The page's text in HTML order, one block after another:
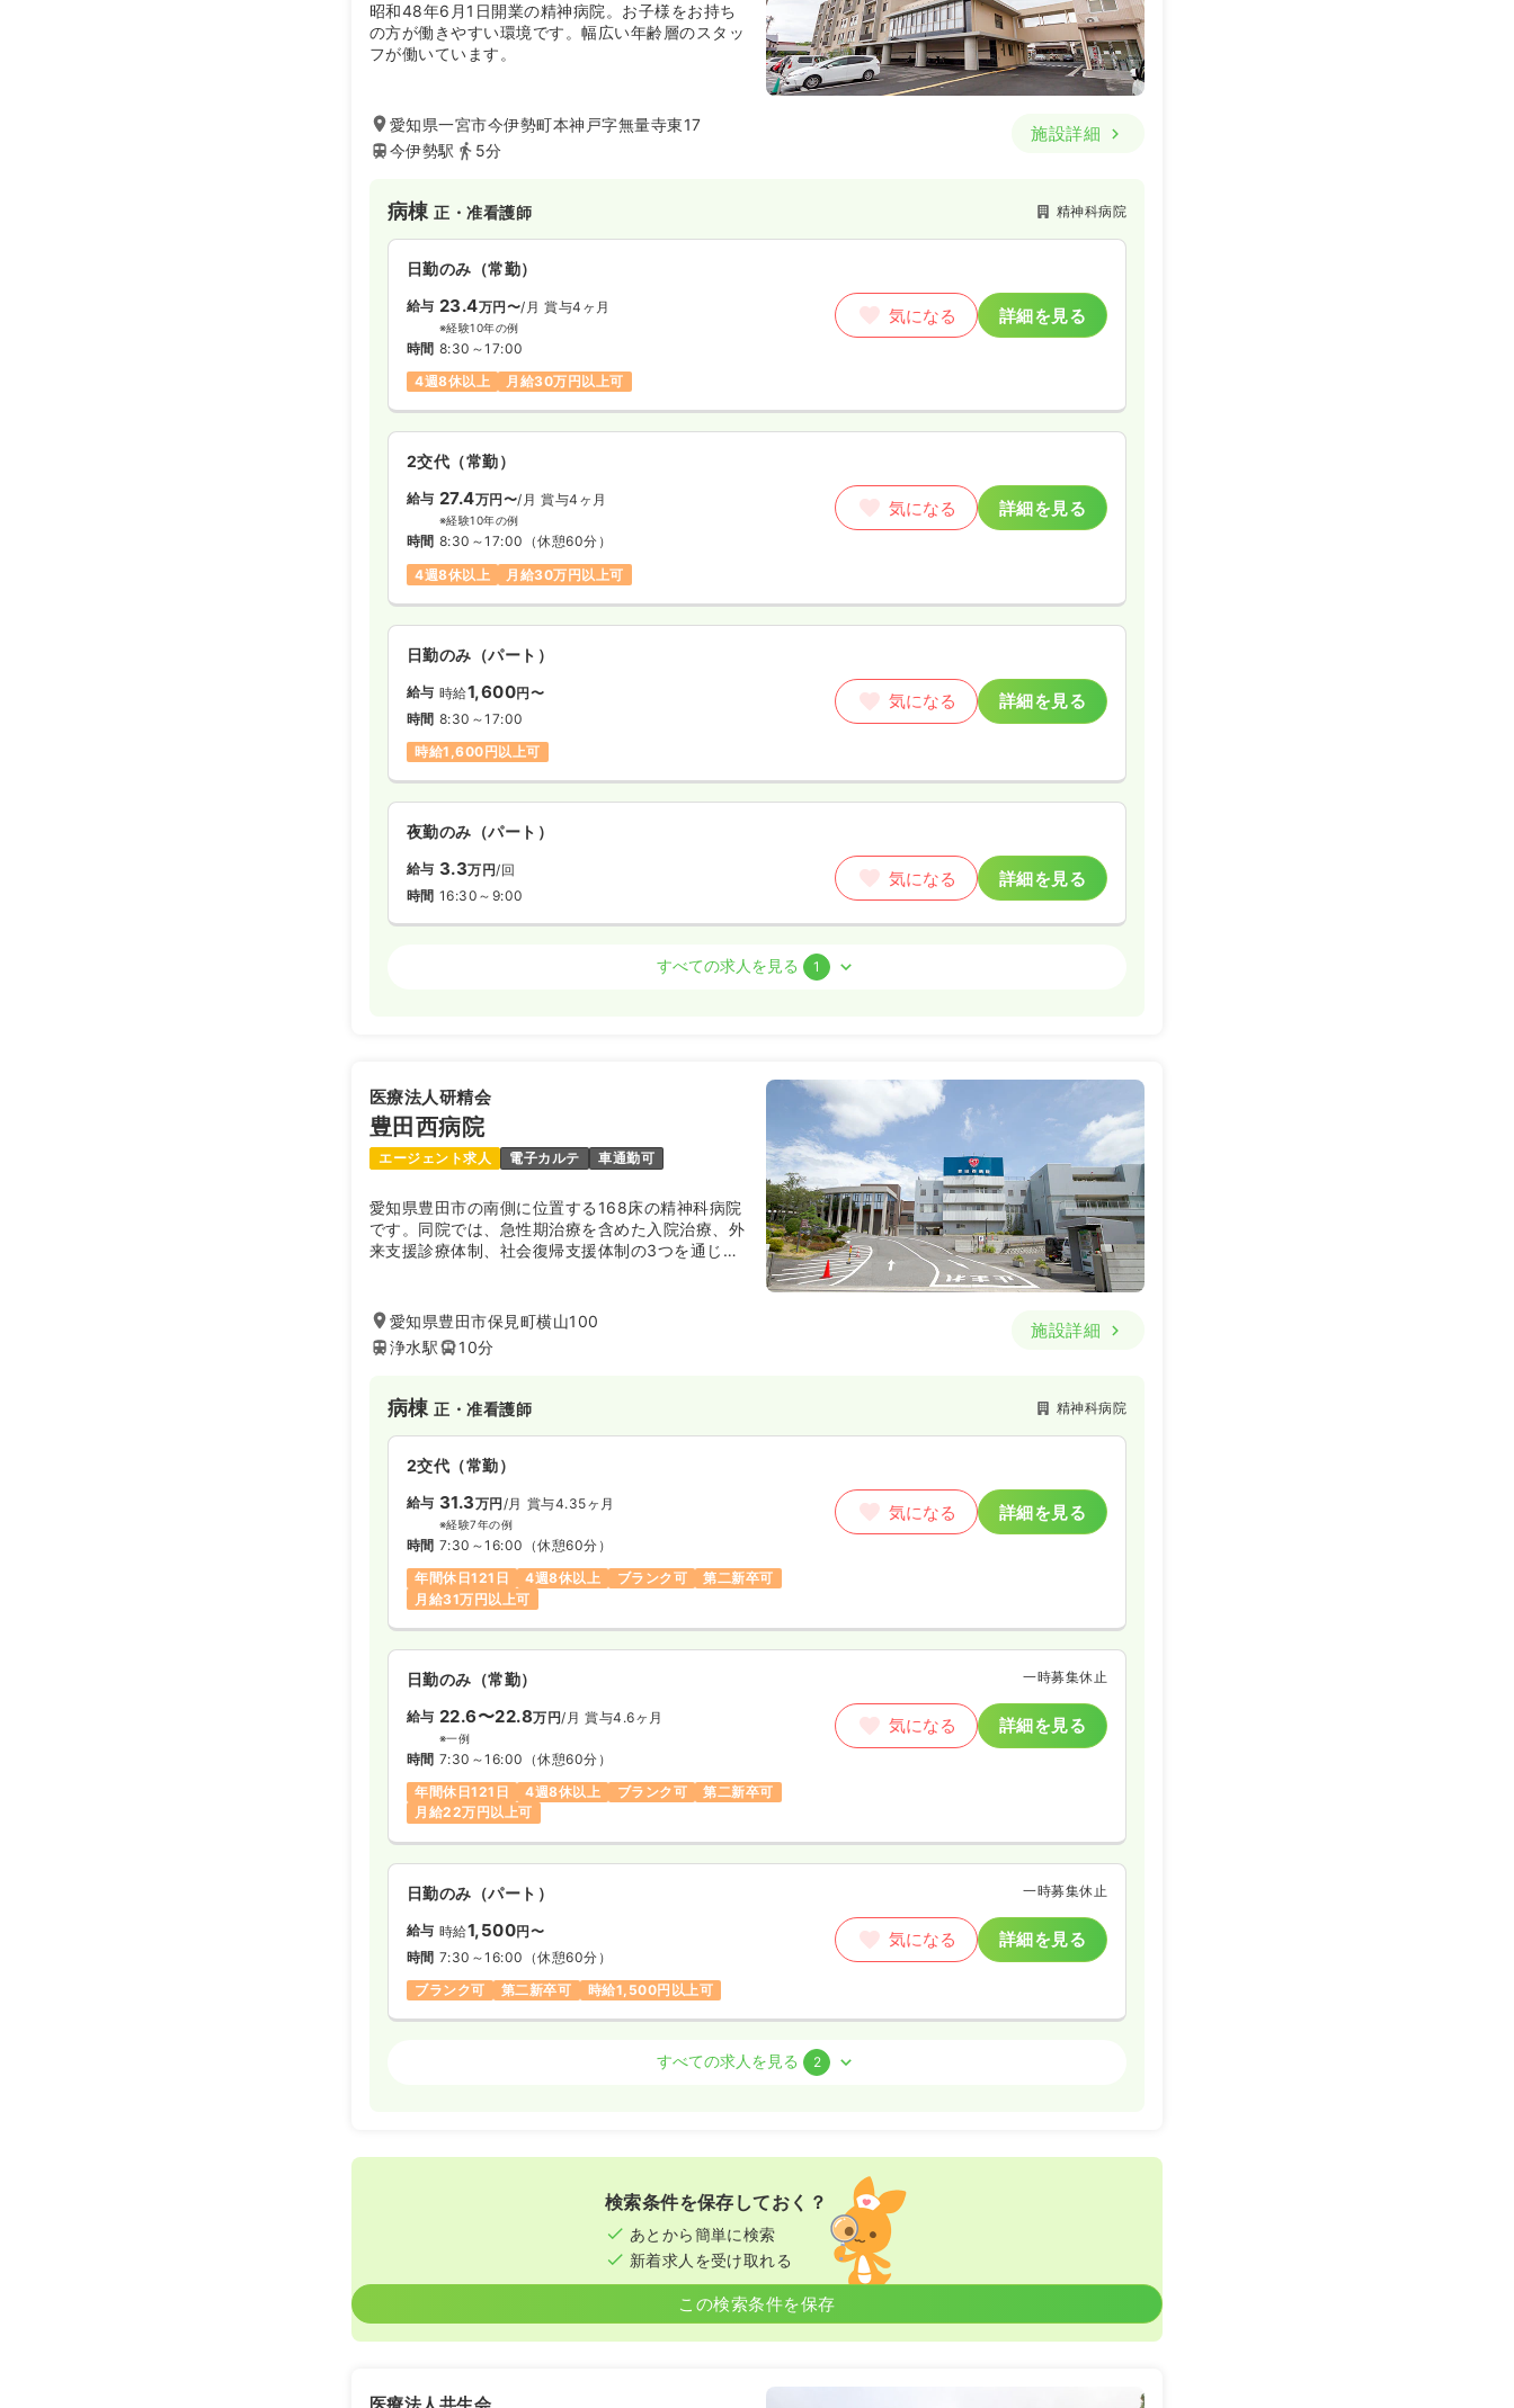
昭和48年6月1日開業の精神病院。お子様をお持ち
の方が働きやすい環境です。幅広い年齢層のスタッ
フが働いています。
愛知県一宮市今伊勢町本神戸字無量寺東17
今伊勢駅
5分
施設詳細
病棟正・准看護師 精神科病院
日勤のみ（常勤）
給与 23.4万円〜/月 賞与4ヶ月
※経験10年の例
時間 8:30～17:00
4週8休以上
月給30万円以上可
気になる 詳細を見る
2交代（常勤）
給与 27.4万円〜/月 賞与4ヶ月
※経験10年の例
時間 8:30～17:00 （休憩60分）
4週8休以上
月給30万円以上可
気になる 詳細を見る
日勤のみ（パート）
給与 時給1,600円〜
時間 8:30～17:00
時給1,600円以上可
気になる 詳細を見る
夜勤のみ（パート）
給与 3.3万円/回
時間 16:30～9:00
気になる 詳細を見る
時給2,500円以上可
すべての求人を見る 1
医療法人研精会
豊田西病院
エージェント求人 電子カルテ 車通勤可
愛知県豊田市の南側に位置する168床の精神科病院
です。同院では、急性期治療を含めた入院治療、外
来支援診療体制、社会復帰支援体制の3つを通じて
ます。豊田市の歴史ある精神科専門病院です。
愛知県豊田市保見町横山100
浄水駅
10分
施設詳細
病棟正・准看護師 精神科病院
2交代（常勤）
給与 31.3万円/月 賞与4.35ヶ月
※経験7年の例
時間 7:30～16:00 （休憩60分）
年間休日121日
4週8休以上 ブランク可
第二新卒可
月給31万円以上可
気になる 詳細を見る
日勤のみ（常勤） 一時募集休止
給与 22.6〜22.8万円/月 賞与4.6ヶ月
※一例
時間 7:30～16:00 （休憩60分）
年間休日121日
4週8休以上 ブランク可
第二新卒可
月給22万円以上可
気になる 詳細を見る
日勤のみ（パート） 一時募集休止
給与 時給1,500円〜
時間 7:30～16:00 （休憩60分）
ブランク可
第二新卒可 時給1,500円以上可
気になる 詳細を見る
（休憩60分）
ブランク可
第二新卒可
気になる 詳細を見る
日勤のみ（パート） 一時募集休止
すべての求人を見る 2
検索条件を保存しておく？
あとから簡単に検索
新着求人を受け取れる
この検索条件を保存